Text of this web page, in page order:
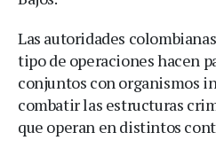
Las autoridades
tipo de operaciones hacen
conjuntos con organismos
combatir las estructuras
que operan en distintos